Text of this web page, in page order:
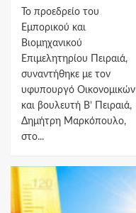
Το προεδρείο του
Εμπορικού και
Βιομηχανικού
Επιμελητηρίου Πειραιά,
συναντήθηκε με τον
υφυπουργό Οικονομικών
και βουλευτή Β’ Πειραιά,
Δημήτρη Μαρκόπουλο,
στο...